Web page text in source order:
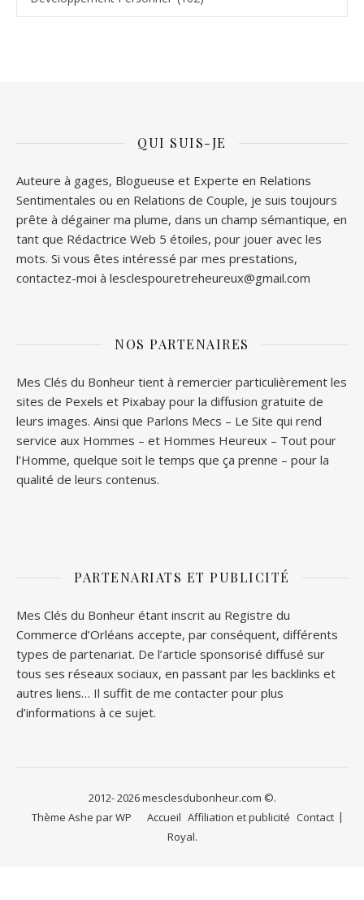
QUI SUIS-JE
Auteure à gages, Blogueuse et Experte en Relations
Sentimentales ou en Relations de Couple, je suis toujours
prête à dégainer ma plume, dans un champ sémantique, en
tant que Rédactrice Web 5 étoiles, pour jouer avec les
mots. Si vous êtes intéressé par mes prestations,
contactez-moi à lesclespouretreheureux@gmail.com
NOS PARTENAIRES
Mes Clés du Bonheur tient à remercier particulièrement les
sites de Pexels et Pixabay pour la diffusion gratuite de
leurs images. Ainsi que Parlons Mecs – Le Site qui rend
service aux Hommes – et Hommes Heureux – Tout pour
l’Homme, quelque soit le temps que ça prenne – pour la
qualité de leurs contenus.
PARTENARIATS ET PUBLICITÉ
Mes Clés du Bonheur étant inscrit au Registre du
Commerce d’Orléans accepte, par conséquent, différents
types de partenariat. De l’article sponsorisé diffusé sur
tous ses réseaux sociaux, en passant par les backlinks et
autres liens… Il suffit de me contacter pour plus
d’informations à ce sujet.
2012- 2026 mesclesdubonheur.com ©.
Accueil Affiliation et publicité Contact
Thème Ashe parWP
Royal.